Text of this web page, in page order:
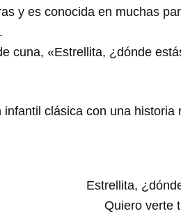
y es conocida en muchas
cuna, «Estrellita, ¿dónde
clásica con una
Estrellita,
Quiero verte